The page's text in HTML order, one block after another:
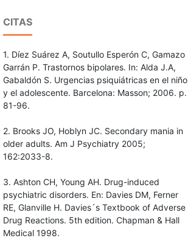
CITAS
1. Díez Suárez A, Soutullo Esperón C, Gamazo
Garrán P. Trastornos bipolares. In: Alda J.A,
Gabaldón S. Urgencias psiquiátricas en el niño
y el adolescente. Barcelona: Masson; 2006. p.
81-96.
2. Brooks JO, Hoblyn JC. Secondary mania in
older adults. Am J Psychiatry 2005;
162:2033-8.
3. Ashton CH, Young AH. Drug-induced
psychiatric disorders. En: Davies DM, Ferner
RE, Glanville H. Davies´s Textbook of Adverse
Drug Reactions. 5th edition. Chapman & Hall
Medical 1998.